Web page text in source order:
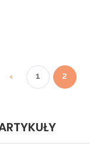
‹ 1 2